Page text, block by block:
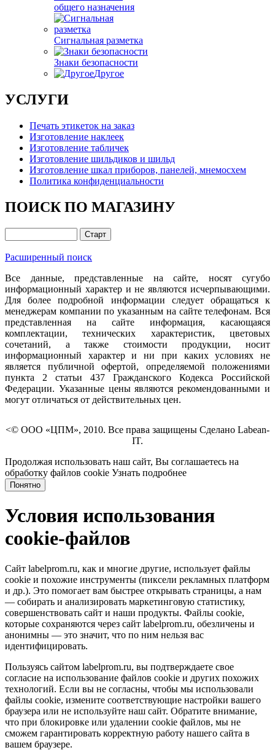
общего назначения
Сигнальная разметка
Знаки безопасности
Другое
УСЛУГИ
Печать этикеток на заказ
Изготовление наклеек
Изготовление табличек
Изготовление шильдиков и шильд
Изготовление шкал приборов, панелей, мнемосхем
Политика конфиденциальности
ПОИСК ПО МАГАЗИНУ
Расширенный поиск
Все данные, представленные на сайте, носят сугубо
информационный характер и не являются исчерпывающими.
Для более подробной информации следует обращаться к
менеджерам компании по указанным на сайте телефонам. Вся
представленная на сайте информация, касающаяся
комплектации, технических характеристик, цветовых
сочетаний, а также стоимости продукции, носит
информационный характер и ни при каких условиях не
является публичной офертой, определяемой положениями
пункта 2 статьи 437 Гражданского Кодекса Российской
Федерации. Указанные цены являются рекомендованными и
могут отличаться от действительных цен.
<© ООО «ЦПМ», 2010. Все права защищены Сделано Labean-
IT.
Продолжая использовать наш сайт, Вы соглашаетесь на
обработку файлов cookie Узнать подробнее
Понятно
Условия использования
cookie-файлов
Сайт labelprom.ru, как и многие другие, использует файлы
cookie и похожие инструменты (пиксели рекламных платформ
и др.). Это помогает вам быстрее открывать страницы, а нам
— собирать и анализировать маркетинговую статистику,
совершенствовать сайт и наши продукты. Файлы сookie,
которые сохраняются через сайт labelprom.ru, обезличены и
анонимны — это значит, что по ним нельзя вас
идентифицировать.
Пользуясь сайтом labelprom.ru, вы подтверждаете свое
согласие на использование файлов cookie и других похожих
технологий. Если вы не согласны, чтобы мы использовали
файлы cookie, измените соответствующие настройки вашего
браузера или не используйте наш сайт. Обратите внимание,
что при блокировке или удалении cookie файлов, мы не
сможем гарантировать корректную работу нашего сайта в
вашем браузере.